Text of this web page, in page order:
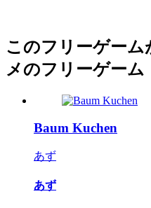
このフリーゲーム
メのフリーゲーム
Baum Kuchen
あず
あず